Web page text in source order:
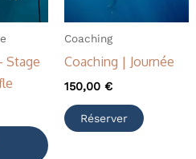
Stage
Coaching
Coaching | Journée
150,00 €
Réserver